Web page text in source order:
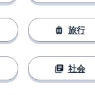
旅行
社会